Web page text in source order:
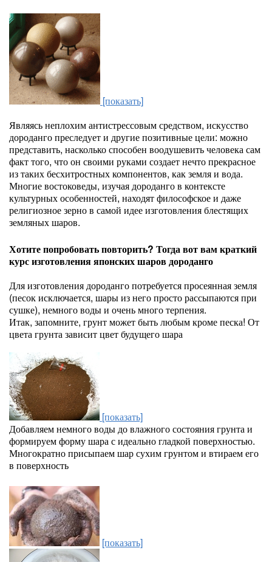
[показать]
Являясь неплохим антистрессовым средством, искусство
дороданго преследует и другие позитивные цели: можно
представить, насколько способен воодушевить человека сам
факт того, что он своими руками создает нечто прекрасное
из таких бесхитростных компонентов, как земля и вода.
Многие востоковеды, изучая дороданго в контексте
культурных особенностей, находят философское и даже
религиозное зерно в самой идее изготовления блестящих
земляных шаров.
Хотите попробовать повторить? Тогда вот вам краткий
курс изготовления японских шаров дороданго
Для изготовления дороданго потребуется просеянная земля
(песок исключается, шары из него просто рассыпаются при
сушке), немного воды и очень много терпения.
Итак, запомните, грунт может быть любым кроме песка! От
цвета грунта зависит цвет будущего шара
[показать]
Добавляем немного воды до влажного состояния грунта и
формируем форму шара с идеально гладкой поверхностью.
Многократно присыпаем шар сухим грунтом и втираем его
в поверхность
[показать]